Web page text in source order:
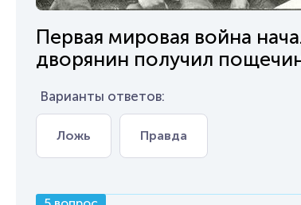
Первая мировая война
дворянин получил
Варианты ответов:
Ложь Правда